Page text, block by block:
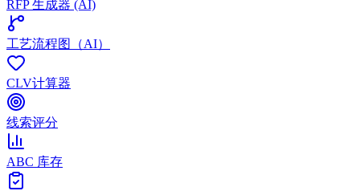
RFP 生成器 (AI)
工艺流程图（AI）
CLV计算器
线索评分
ABC 库存